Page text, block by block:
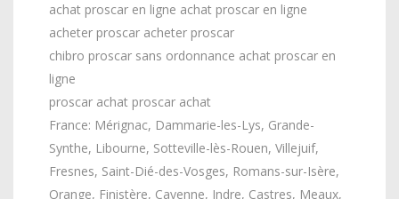
achat proscar en ligne achat proscar en ligne
acheter proscar acheter proscar
chibro proscar sans ordonnance achat proscar en
ligne
proscar achat proscar achat
France: Mérignac, Dammarie-les-Lys, Grande-
Synthe, Libourne, Sotteville-lès-Rouen, Villejuif,
Fresnes, Saint-Dié-des-Vosges, Romans-sur-Isère,
Orange, Finistère, Cayenne, Indre, Castres, Meaux,